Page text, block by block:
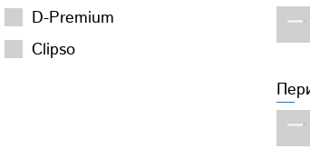
D-Premium
Clipso
−
−